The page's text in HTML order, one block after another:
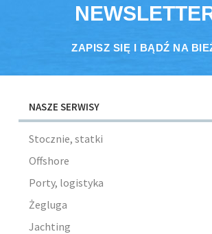
ZAPISZ SIĘ I BĄDŹ NA
NASZE SERWISY
Stocznie, statki
Offshore
Porty, logistyka
Żegluga
Jachting